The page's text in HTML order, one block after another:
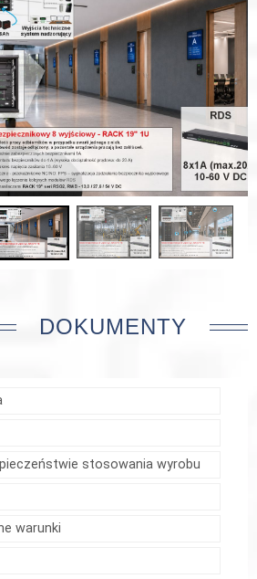
DOKUMENTY
stosowania wyrobu
warunki